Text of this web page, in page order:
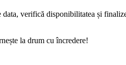
verifică disponibilitatea și
la drum cu încredere!